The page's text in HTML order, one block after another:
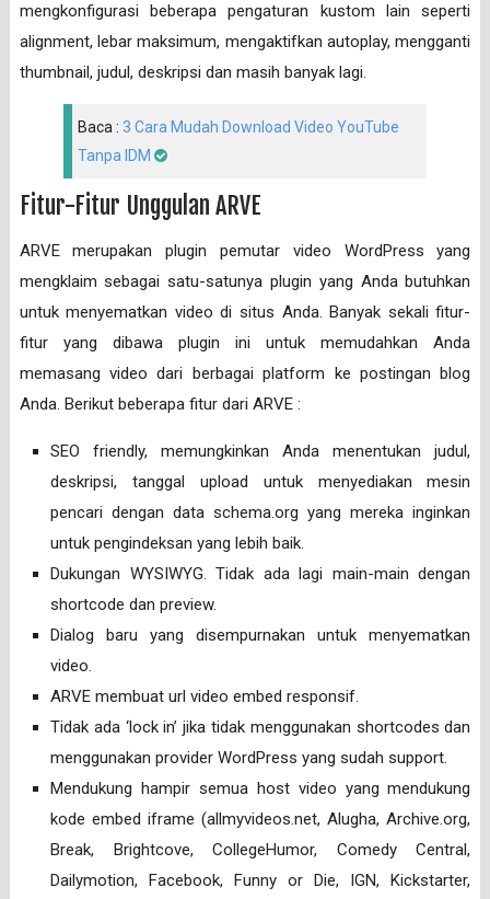
mengkonfigurasi beberapa pengaturan kustom lain seperti
alignment, lebar maksimum, mengaktifkan autoplay, mengganti
thumbnail, judul, deskripsi dan masih banyak lagi.
Baca : 3 Cara Mudah Download Video YouTube
Tanpa IDM
Fitur-Fitur Unggulan ARVE
ARVE merupakan plugin pemutar video WordPress yang
mengklaim sebagai satu-satunya plugin yang Anda butuhkan
untuk menyematkan video di situs Anda. Banyak sekali fitur-
fitur yang dibawa plugin ini untuk memudahkan Anda
memasang video dari berbagai platform ke postingan blog
Anda. Berikut beberapa fitur dari ARVE :
SEO friendly, memungkinkan Anda menentukan judul,
deskripsi, tanggal upload untuk menyediakan mesin
pencari dengan data schema.org yang mereka inginkan
untuk pengindeksan yang lebih baik.
Dukungan WYSIWYG. Tidak ada lagi main-main dengan
shortcode dan preview.
Dialog baru yang disempurnakan untuk menyematkan
video.
ARVE membuat url video embed responsif.
Tidak ada ‘lock in’ jika tidak menggunakan shortcodes dan
menggunakan provider WordPress yang sudah support.
Mendukung hampir semua host video yang mendukung
kode embed iframe (allmyvideos.net, Alugha, Archive.org,
Break, Brightcove, CollegeHumor, Comedy Central,
Dailymotion, Facebook, Funny or Die, IGN, Kickstarter,